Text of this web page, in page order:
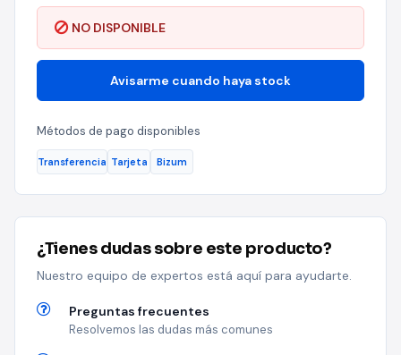
NO DISPONIBLE
Avisarme cuando haya stock
Métodos de pago disponibles
Transferencia Tarjeta Bizum
¿Tienes dudas sobre este producto?
Nuestro equipo de expertos está aquí para ayudarte.
Preguntas frecuentes
Resolvemos las dudas más comunes